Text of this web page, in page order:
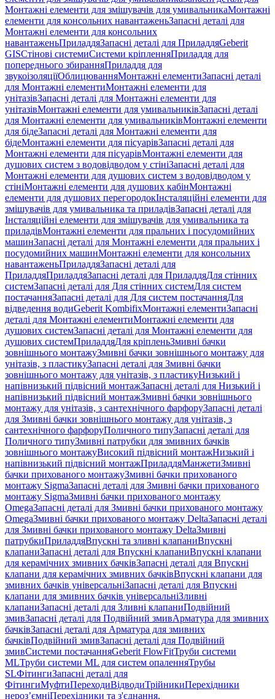
Монтажні елементи для змішувачів для умивальникаМонтажні
елементи для консольних навантаженьЗапасні деталі для
Монтажні елементи для консольних
навантаженьПриладдяЗапасні деталі для ПриладдяGeberit
GISСтінові системиСистеми кріпленняПриладдя для
попереднього збиранняПриладдя для
звукоізоляціїОблицюванняМонтажні елементиЗапасні деталі
для Монтажні елементиМонтажні елементи для
унітазівЗапасні деталі для Монтажні елементи для
унітазівМонтажні елементи для умивальниківЗапасні деталі
для Монтажні елементи для умивальниківМонтажні елементи
для бідеЗапасні деталі для Монтажні елементи для
бідеМонтажні елементи для пісуарівЗапасні деталі для
Монтажні елементи для пісуарівМонтажні елементи для
душових систем з водовідводом у стініЗапасні деталі для
Монтажні елементи для душових систем з водовідводом у
стініМонтажні елементи для душових кабінМонтажні
елементи для душових перегородокІнсталяційні елементи для
змішувачів для умивальника та приладівЗапасні деталі для
Інсталяційні елементи для змішувачів для умивальника та
приладівМонтажні елементи для пральних і посудомийних
машинЗапасні деталі для Монтажні елементи для пральних і
посудомийних машинМонтажні елементи для консольних
навантаженьПриладдяЗапасні деталі для
ПриладдяПриладдяЗапасні деталі для ПриладдяДля стінних
системЗапасні деталі для Для стінних системДля систем
постачанняЗапасні деталі для Для систем постачанняДля
відведення водиGeberit KombifixМонтажні елементиЗапасні
деталі для Монтажні елементиМонтажні елементи для
душових системЗапасні деталі для Монтажні елементи для
душових системПриладдяДля кріпленьЗмивні бачки
зовнішнього монтажуЗмивні бачки зовнішнього монтажу для
унітазів, з пластикуЗапасні деталі для Змивні бачки
зовнішнього монтажу для унітазів, з пластикуНизький і
напівнизький підвісний монтажЗапасні деталі для Низький і
напівнизький підвісний монтажЗмивні бачки зовнішнього
монтажу для унітазів, з сантехнічного фарфоруЗапасні деталі
для Змивні бачки зовнішнього монтажу для унітазів, з
сантехнічного фарфоруПоличного типуЗапасні деталі для
Поличного типуЗмивні патрубки для змивних бачків
зовнішнього монтажуВисокий підвісний монтажНизький і
напівнизький підвісний монтажПриладдяМанжетиЗмивні
бачки прихованого монтажуЗмивні бачки прихованого
монтажу SigmaЗапасні деталі для Змивні бачки прихованого
монтажу SigmaЗмивні бачки прихованого монтажу
OmegaЗапасні деталі для Змивні бачки прихованого монтажу
OmegaЗмивні бачки прихованого монтажу DeltaЗапасні деталі
для Змивні бачки прихованого монтажу DeltaЗмивні
патрубкиПриладдяВпускні та зливні клапаниВпускні
клапаниЗапасні деталі для Впускні клапаниВпускні клапани
для керамічних змивних бачківЗапасні деталі для Впускні
клапани для керамічних змивних бачківВпускні клапани для
змивних бачків універсальніЗапасні деталі для Впускні
клапани для змивних бачків універсальніЗливні
клапаниЗапасні деталі для Зливні клапаниПодвійний
змивЗапасні деталі для Подвійний змивАрматура для змивних
бачкiвЗапасні деталі для Арматура для змивних
бачкiвПодвійний змивЗапасні деталі для Подвійний
змивСистеми постачанняGeberit FlowFitТруби системи
MLТруби системи ML для систем опаленняТрубы
SLФітингиЗапасні деталі для
ФітингиМуфтиПереходиВідводиТрійникиПерехідники
нероз’ємніПерехідники та з'єднання,